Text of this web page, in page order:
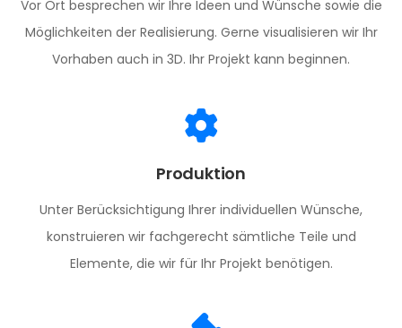
Vor Ort besprechen wir Ihre Ideen und Wünsche sowie die
Möglichkeiten der Realisierung. Gerne visualisieren wir Ihr
Vorhaben auch in 3D. Ihr Projekt kann beginnen.
Produktion
Unter Berücksichtigung Ihrer individuellen Wünsche,
konstruieren wir fachgerecht sämtliche Teile und
Elemente, die wir für Ihr Projekt benötigen.